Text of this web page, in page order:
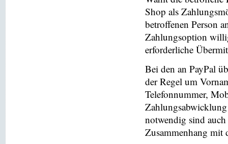
Shop als
betroffenen Person
Zahlungsoption
erforderliche
Bei den an PayPal
der Regel um
Telefonnummer,
notwendig sind
Zusammenhang mit